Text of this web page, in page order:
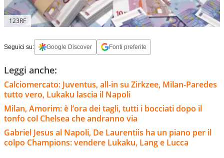
123RF
Seguici su: Google Discover Fonti preferite
Leggi anche:
Calciomercato: Juventus, all-in su Zirkzee, Milan-Paredes
tutto vero, Lukaku lascia il Napoli
Milan, Amorim: è l’ora dei tagli, tutti i bocciati dopo il
tonfo col Chelsea che andranno via
Gabriel Jesus al Napoli, De Laurentiis ha un piano per il
colpo Champions: vendere Lukaku, Lang e Lucca